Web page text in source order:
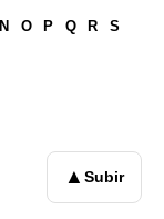
N O P Q R
S
▲ Subir